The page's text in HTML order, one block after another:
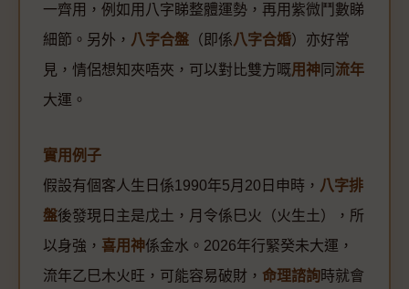
一齊用，例如用八字睇整體運勢，再用紫微鬥數睇
細節。另外， 八字合盤 （即係八字合婚）亦好常
見，情侶想知夾唔夾，可以對比雙方嘅用神 同 流年
大運。
實用例子
假設有個客人生日係1990年5月20日申時， 八字排
盤後發現日主是戊土，月令係巳火（火生土），所
以身強， 喜用神係金水。2026年行緊癸未大運，
流年乙巳木火旺，可能容易破財， 命理諮詢時就會